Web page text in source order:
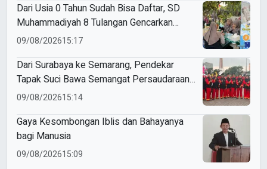
Dari Usia 0 Tahun Sudah Bisa Daftar, SD
Muhammadiyah 8 Tulangan Gencarkan
SPMB
09/08/202615:17
Dari Surabaya ke Semarang, Pendekar
Tapak Suci Bawa Semangat Persaudaraan
di Muktamar XVI
09/08/202615:14
Gaya Kesombongan Iblis dan Bahayanya
bagi Manusia
09/08/202615:09